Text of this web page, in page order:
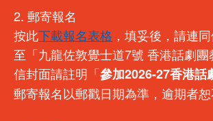
2. 郵寄報名
按此下載報名表格 ，填妥後，請連
至「九龍佐敦覺士道7號 香港話劇團
信封面請註明「參加2026-27香港話
郵寄報名以郵戳日期為準，逾期者恕